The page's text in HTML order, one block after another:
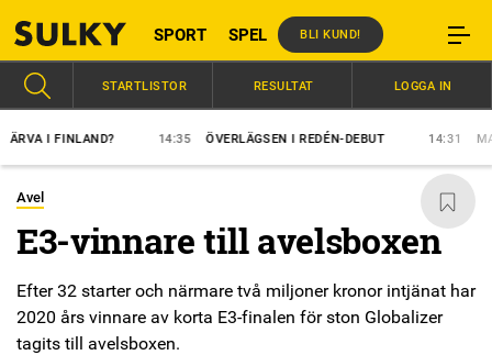
SPORT SPEL BLI KUND!
I FINLAND? 14:35 ÖVERLÄGSEN I REDÉN-DEBUT 14:31
STARTLISTOR RESULTAT LOGGA IN
Avel
E3-vinnare till avelsboxen
Efter 32 starter och närmare två miljoner kronor intjänat har
2020 års vinnare av korta E3-finalen för ston Globalizer
tagits till avelsboxen.